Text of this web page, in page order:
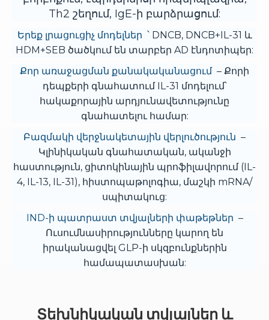
Th2 շեղում, IgE-ի բարձրացում:
Երեք լրացուցիչ մոդելներ ՝ DNCB, DNCB+IL-31 և
HDM+SEB ծածկում են տարբեր AD էնդոտիպեր:
Քոր առաջացման քանակականացում – Քորի
դեպքերի գնահատում IL-31 մոդելում՝
հակաքորային արդյունավետությունը
գնահատելու համար:
Բազմակի վերջնակետային վերլուծություն –
Կլինիկական գնահատական, ականջի
հաստություն, ցիտոկինային պրոֆիլավորում (IL-
4, IL-13, IL-31), հիստոպաթոլոգիա, մաշկի mRNA/
սպիտակուց:
IND-ի պատրաստ տվյալների փաթեթներ –
Ուսումնասիրությունները կարող են
իրականացվել GLP-ի սկզբունքներին
համապատասխան:
Տեխնիկական տվյալներ և